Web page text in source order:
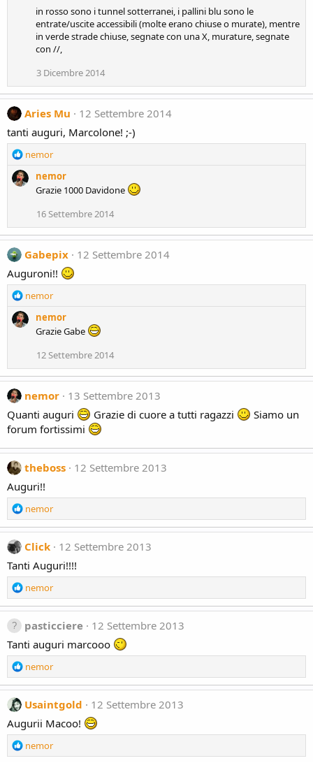
in rosso sono i tunnel sotterranei, i pallini blu sono le
entrate/uscite accessibili (molte erano chiuse o murate), mentre
in verde strade chiuse, segnate con una X, murature, segnate
con //,
3 Dicembre 2014
Aries Mu
12 Settembre 2014
tanti auguri, Marcolone! ;-)
R
a
o
n
s
nemor
nemor
Grazie 1000 Davidone
16 Settembre 2014
Gabepix
12 Settembre 2014
Auguroni!!
R
a
o
n
s
nemor
nemor
Grazie Gabe
12 Settembre 2014
nemor
13 Settembre 2013
Quanti auguri
Grazie di cuore a tutti ragazzi
Siamo un
forum fortissimi
theboss
12 Settembre 2013
Auguri!!
R
e
a
c
i
o
n
s
:
nemor
Click
12 Settembre 2013
Tanti Auguri!!!!
R
e
a
c
i
o
n
s
:
nemor
pasticciere
12 Settembre 2013
Tanti auguri marcooo
R
e
a
c
i
o
n
nemor
Usaintgold
12 Settembre 2013
Augurii Macoo!
R
e
nemor